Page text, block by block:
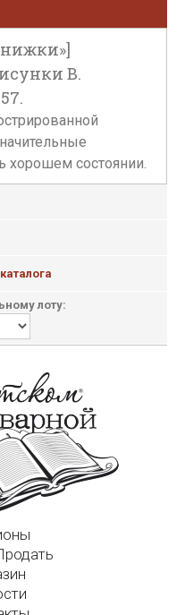
В.
хорошем состоянии.
лоту: